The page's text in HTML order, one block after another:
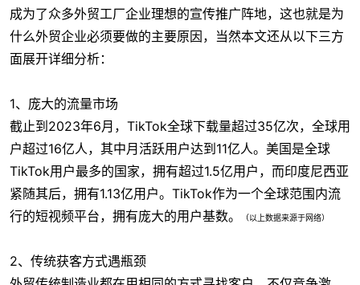
成为了众多外贸工厂企业理想的宣传推广阵地，这也就是为
什么外贸企业必须要做的主要原因，当然本文还从以下三方
面展开详细分析：
1、庞大的流量市场
截止到2023年6月，TikTok全球下载量超过35亿次，全球用
户超过16亿人，其中月活跃用户达到11亿人。美国是全球
TikTok用户最多的国家，拥有超过1.5亿用户，而印度尼西亚
紧随其后，拥有1.13亿用户。TikTok作为一个全球范围内流
行的短视频平台，拥有庞大的用户基数。
（以上数据来源于网络）
2、传统获客方式遇瓶颈